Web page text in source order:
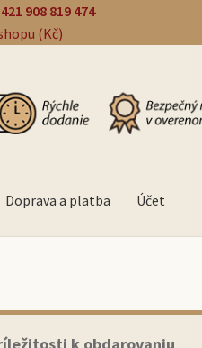
908 819 474
(Kč)
Doprava a platba Účet
k obdarovaniu